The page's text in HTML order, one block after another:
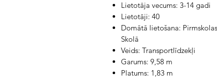
Lietotāja vecums: 3-14 gadi
Lietotāji: 40
Domātā lietošana:
Skolā
Veids: Transportlīdzekļi
Garums: 9,58 m
Platums: 1,83 m